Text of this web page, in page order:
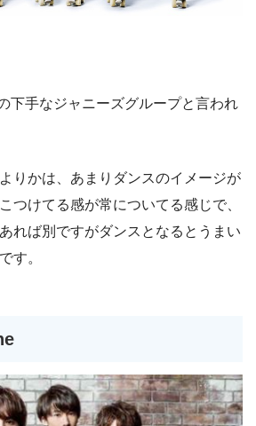
下手なジャニーズグループと言われ
りかは、あまりダンスのイメージが
つけてる感が常についてる感じで、
れば別ですがダンスとなるとうまい
す。